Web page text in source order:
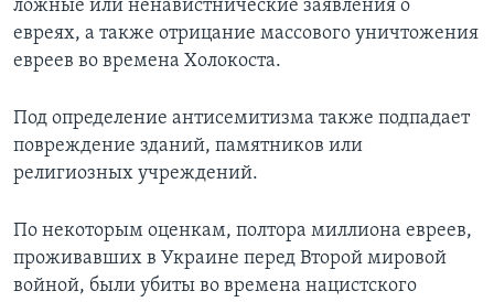
ложные или ненавистнические заявления о
евреях, а также отрицание массового уничтожения
евреев во времена Холокоста.
Под определение антисемитизма также подпадает
повреждение зданий, памятников или
религиозных учреждений.
По некоторым оценкам, полтора миллиона евреев,
проживавших в Украине перед Второй мировой
войной, были убиты во времена нацистского